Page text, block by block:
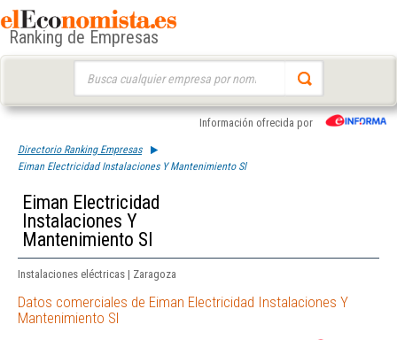
Ranking de Empresas
Información ofrecida por
Directorio Ranking Empresas
Eiman Electricidad Instalaciones Y Mantenimiento Sl
Eiman Electricidad
Instalaciones Y
Mantenimiento Sl
Instalaciones eléctricas | Zaragoza
Datos comerciales de Eiman Electricidad Instalaciones Y
Mantenimiento Sl